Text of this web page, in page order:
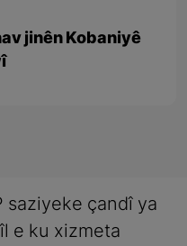
jinên Kobaniyê
saziyeke çandî ya
e ku xizmeta